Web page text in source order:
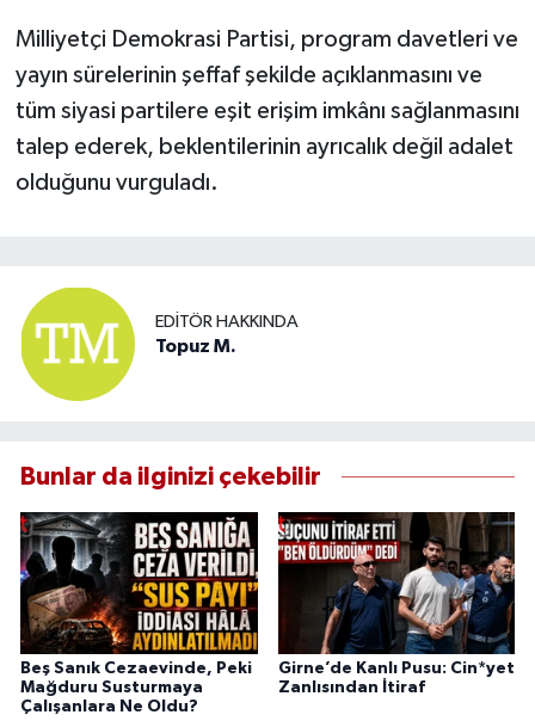
Milliyetçi Demokrasi Partisi, program davetleri ve
yayın sürelerinin şeffaf şekilde açıklanmasını ve
tüm siyasi partilere eşit erişim imkânı sağlanmasını
talep ederek, beklentilerinin ayrıcalık değil adalet
olduğunu vurguladı.
EDITÖR HAKKINDA
Topuz M.
Bunlar da ilginizi çekebilir
Beş Sanık Cezaevinde, Peki
Mağduru Susturmaya
Çalışanlara Ne Oldu?
Girne’de Kanlı Pusu: Cin*yet
Zanlısından İtiraf